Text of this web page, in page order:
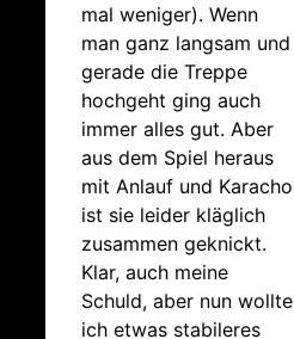
mal weniger). Wenn
man ganz langsam und
gerade die Treppe
hochgeht ging auch
immer alles gut. Aber
aus dem Spiel heraus
mit Anlauf und Karacho
ist sie leider kläglich
zusammen geknickt.
Klar, auch meine
Schuld, aber nun wollte
ich etwas stabileres